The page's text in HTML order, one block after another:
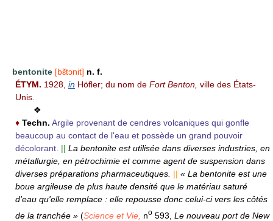
bentonite [bɛ̃tɔnit] n. f.
ÉTYM. 1928, in Höfler; du nom de Fort Benton, ville des États-
Unis.
❖
♦ Techn. Argile provenant de cendres volcaniques qui gonfle
beaucoup au contact de l'eau et possède un grand pouvoir
décolorant. || La bentonite est utilisée dans diverses industries, en
métallurgie, en pétrochimie et comme agent de suspension dans
diverses préparations pharmaceutiques. || « La bentonite est une
boue argileuse de plus haute densité que le matériau saturé
d'eau qu'elle remplace : elle repousse donc celui-ci vers les côtés
de la tranchée » (Science et Vie, no 593, Le nouveau port de New